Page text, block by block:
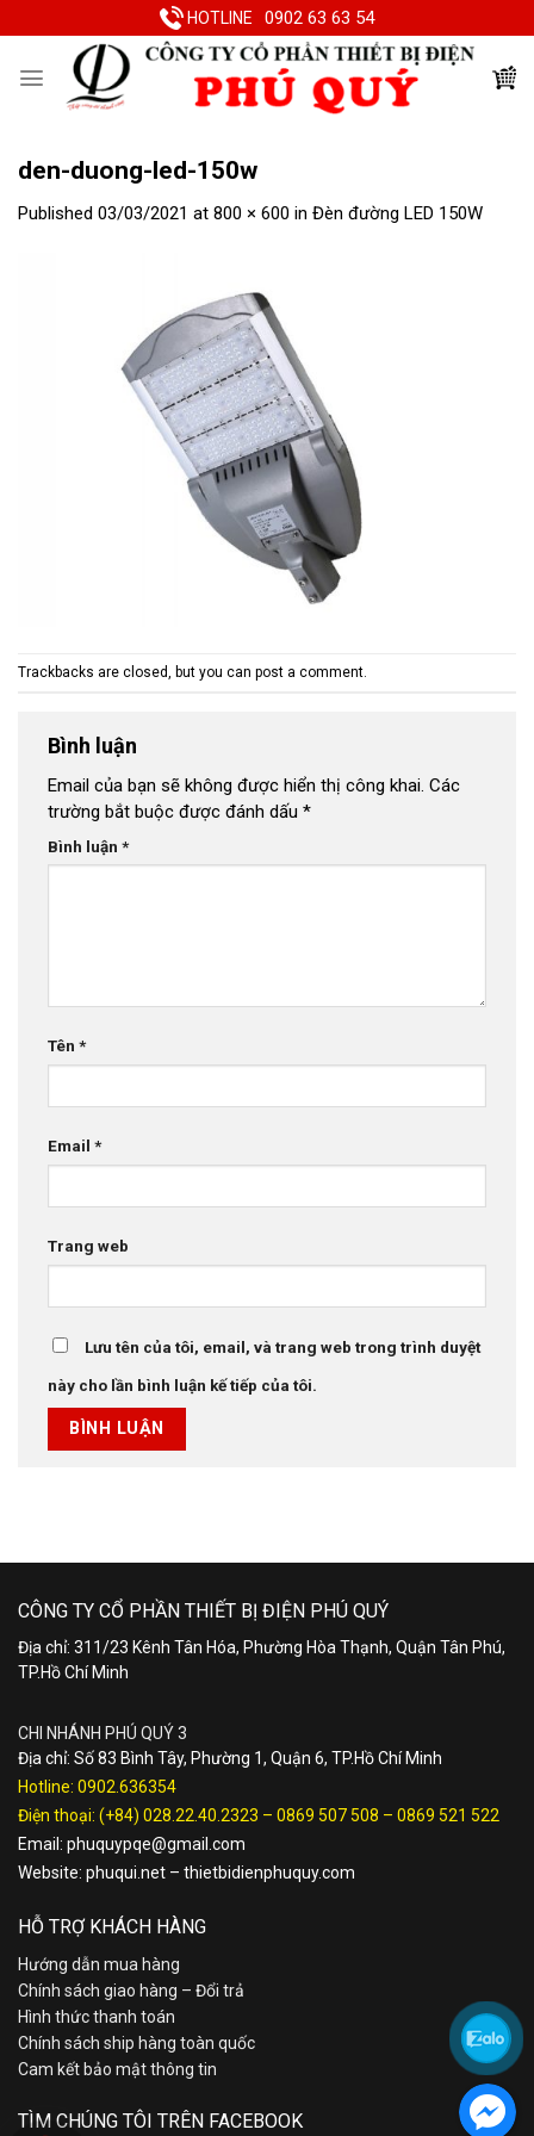
to
HOTLINE 0902 63 63 54
den-duong-led-150w
Published 03/03/2021 at 800 × 600 in Đèn đường LED 150W
Trackbacks are closed, but you can post a comment.
Bình luận
Email của bạn sẽ không được hiển thị công khai. Các
trường bắt buộc được đánh dấu *
Bình luận *
Tên *
Email *
Trang web
Lưu tên của tôi, email, và trang web trong trình duyệt
này cho lần bình luận kế tiếp của tôi.
CÔNG TY CỔ PHẦN THIẾT BỊ ĐIỆN PHÚ QUÝ
Địa chỉ: 311/23 Kênh Tân Hóa, Phường Hòa Thạnh, Quận Tân Phú,
TP.Hồ Chí Minh
CHI NHÁNH PHÚ QUÝ 3
Địa chỉ: Số 83 Bình Tây, Phường 1, Quận 6, TP.Hồ Chí Minh
Hotline: 0902.636354
Điện thoại: (+84) 028.22.40.2323 – 0869 507 508 – 0869 521 522
Email: phuquypqe@gmail.com
Website: phuqui.net – thietbidienphuquy.com
HỖ TRỢ KHÁCH HÀNG
Hướng dẫn mua hàng
Chính sách giao hàng – Đổi trả
Hình thức thanh toán
Chính sách ship hàng toàn quốc
Cam kết bảo mật thông tin
TÌM CHÚNG TÔI TRÊN FACEBOOK